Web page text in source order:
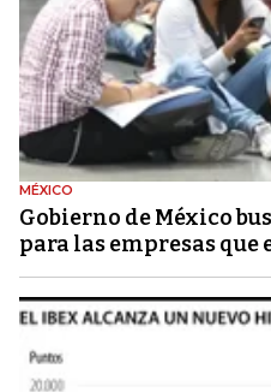
MÉXICO
Gobierno de México
para las empresas que